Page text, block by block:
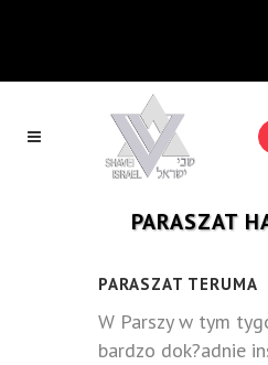
PARASZAT
PARASZAT TERUMA
W Parszy w tym
bardzo dok?adnie